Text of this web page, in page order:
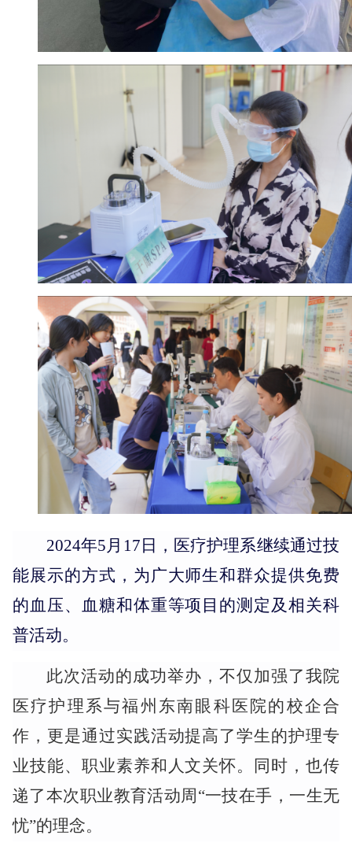
2024年5月17日，医疗护理系继续通过技
能展示的方式，为广大师生和群众提供免费
的血压、血糖和体重等项目的测定及相关科
普活动。
此次活动的成功举办，不仅加强了我院
医疗护理系与福州东南眼科医院的校企合
作，更是通过实践活动提高了学生的护理专
业技能、职业素养和人文关怀。同时，也传
递了本次职业教育活动周 “一技在手，一生无
忧”的理念。